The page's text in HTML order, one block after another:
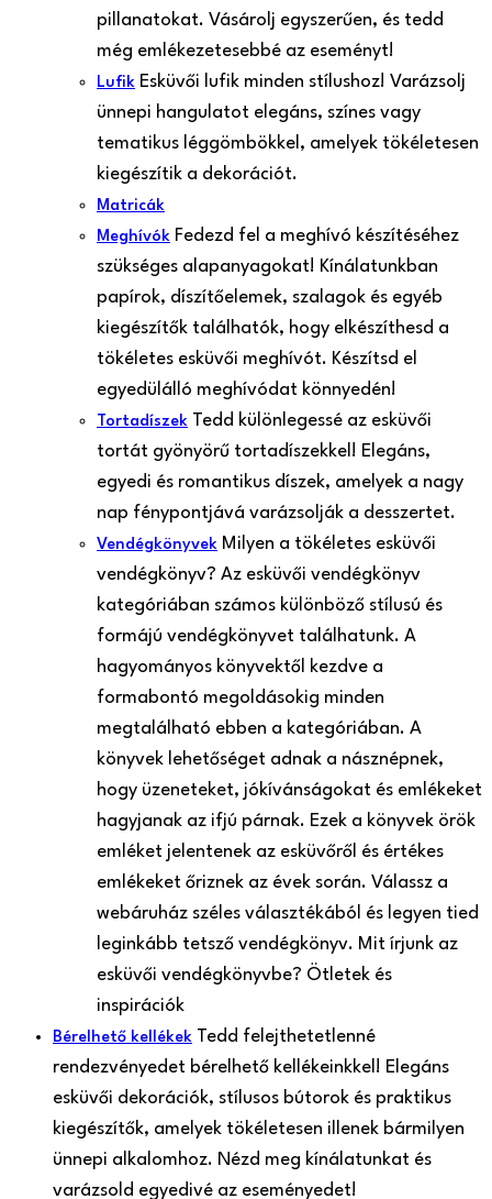
pillanatokat. Vásárolj egyszerűen, és tedd
még emlékezetesebbé az eseményt!
Lufik Esküvői lufik minden stílushoz! Varázsolj
ünnepi hangulatot elegáns, színes vagy
tematikus léggömbökkel, amelyek tökéletesen
kiegészítik a dekorációt.
Matricák
Meghívók Fedezd fel a meghívó készítéséhez
szükséges alapanyagokat! Kínálatunkban
papírok, díszítőelemek, szalagok és egyéb
kiegészítők találhatók, hogy elkészíthesd a
tökéletes esküvői meghívót. Készítsd el
egyedülálló meghívódat könnyedén!
Tortadíszek Tedd különlegessé az esküvői
tortát gyönyörű tortadíszekkel! Elegáns,
egyedi és romantikus díszek, amelyek a nagy
nap fénypontjává varázsolják a desszertet.
Vendégkönyvek Milyen a tökéletes esküvői
vendégkönyv? Az esküvői vendégkönyv
kategóriában számos különböző stílusú és
formájú vendégkönyvet találhatunk. A
hagyományos könyvektől kezdve a
formabontó megoldásokig minden
megtalálható ebben a kategóriában. A
könyvek lehetőséget adnak a násznépnek,
hogy üzeneteket, jókívánságokat és emlékeket
hagyjanak az ifjú párnak. Ezek a könyvek örök
emléket jelentenek az esküvőről és értékes
emlékeket őriznek az évek során. Válassz a
webáruház széles választékából és legyen tied
leginkább tetsző vendégkönyv. Mit írjunk az
esküvői vendégkönyvbe? Ötletek és
inspirációk
Bérelhető kellékek Tedd felejthetetlenné
rendezvényedet bérelhető kellékeinkkel! Elegáns
esküvői dekorációk, stílusos bútorok és praktikus
kiegészítők, amelyek tökéletesen illenek bármilyen
ünnepi alkalomhoz. Nézd meg kínálatunkat és
varázsold egyedivé az eseményedet!